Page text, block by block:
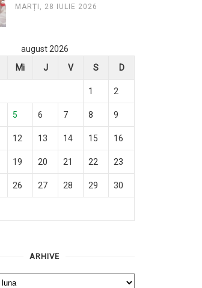
MARȚI, 28 IULIE 2026
august 2026
Mi J V S D
1 2
5 6 7 8 9
12 13 14 15 16
19 20 21 22 23
26 27 28 29 30
ARHIVE